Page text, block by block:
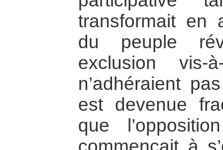
transformait en
du peuple
exclusion
n’adhéraient
est devenue
que